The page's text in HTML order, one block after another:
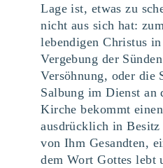
Lage ist, etwas zu
nicht aus sich hat:
lebendigen Christus
Vergebung der
Versöhnung, oder die
Salbung im Dienst an
Kirche bekommt
ausdrücklich in Besitz
von Ihm Gesandten,
dem Wort Gottes lebt